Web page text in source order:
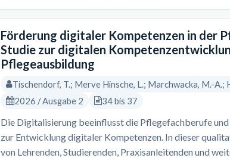
Förderung digitaler Kompetenzen in der
Studie zur digitalen
Pflegeausbildung
Tischendorf, T.; Merve Hinsche, L.; Marchwacka, M.-A.;
2026 / Ausgabe 2
34 bis 37
Die Digitalisierung beeinflusst die Pflegefachberufe
zur Entwicklung digitaler Kompetenzen. In dieser
von Lehrenden, Studierenden, Praxisanleitenden und